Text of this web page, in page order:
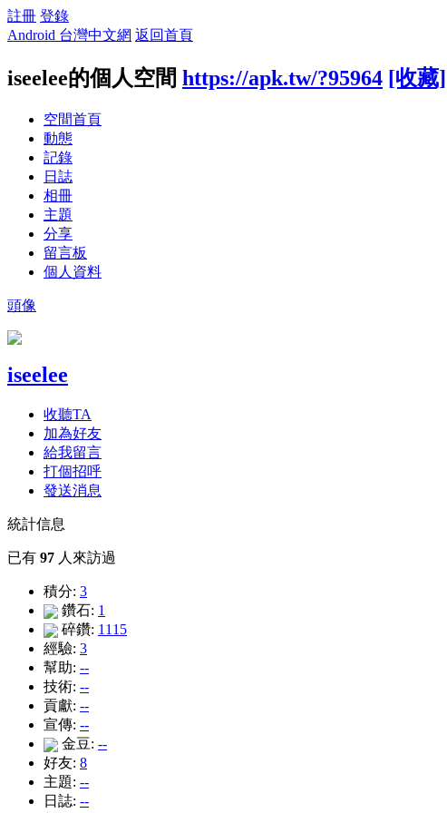
註冊 登錄
Android 台灣中文網 返回首頁
iseelee的個人空間 https://apk.tw/?95964 [收藏]
空間首頁
動態
記錄
日誌
相冊
主題
分享
留言板
個人資料
頭像
iseelee
收聽TA
加為好友
給我留言
打個招呼
發送消息
統計信息
已有 97 人來訪過
積分: 3
鑽石: 1
碎鑽: 1115
經驗: 3
幫助: --
技術: --
貢獻: --
宣傳: --
金豆: --
好友: 8
主題: --
日誌: --